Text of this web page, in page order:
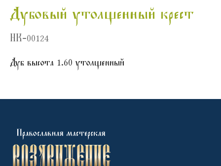
Дубовый утолщенный крест
НК-00124
Дуб высота 1.60 утолщенный